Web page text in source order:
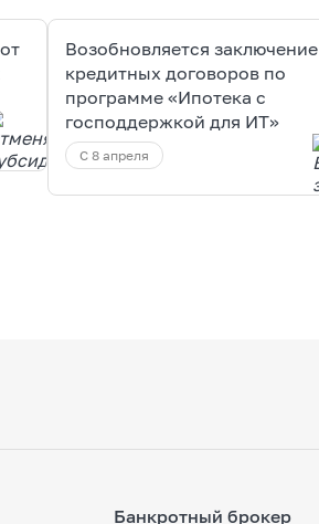
Возобновляется заключение
кредитных договоров по
программе «Ипотека с
господдержкой для ИТ»
С 8 апреля
Банкротный брокер